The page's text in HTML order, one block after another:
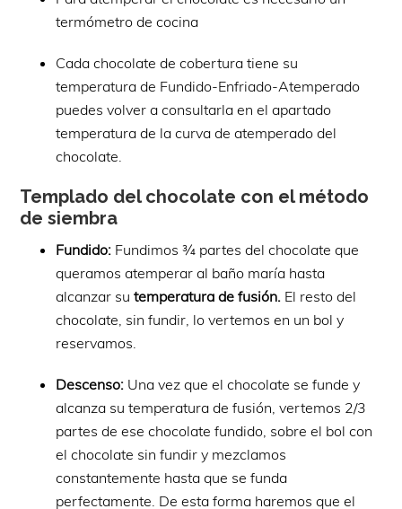
termómetro de cocina
Cada chocolate de cobertura tiene su
temperatura de Fundido-Enfriado-Atemperado
puedes volver a consultarla en el apartado
temperatura de la curva de atemperado del
chocolate.
Templado del chocolate con el método
de siembra
Fundido: Fundimos ¾ partes del chocolate que
queramos atemperar al baño maría hasta
alcanzar sutemperatura de fusión. El resto del
chocolate, sin fundir, lo vertemos en un bol y
reservamos.
Descenso: Una vez que el chocolate se funde y
alcanza su temperatura de fusión, vertemos 2/3
partes de ese chocolate fundido, sobre el bol con
el chocolate sin fundir y mezclamos
constantemente hasta que se funda
perfectamente. De esta forma haremos que el